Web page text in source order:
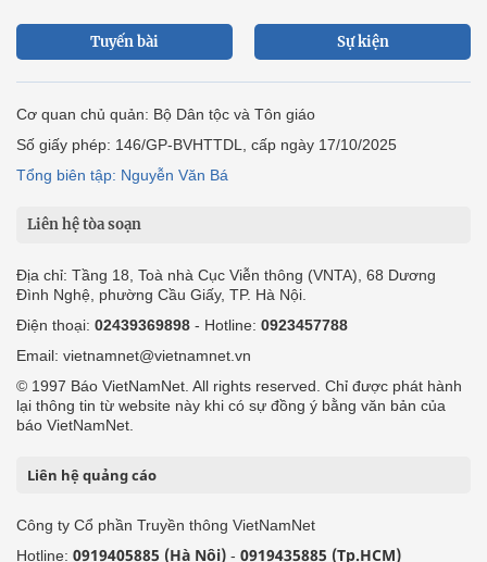
Tuyến bài Sự kiện
Cơ quan chủ quản: Bộ Dân tộc và Tôn giáo
Số giấy phép: 146/GP-BVHTTDL, cấp ngày 17/10/2025
Tổng biên tập: Nguyễn Văn Bá
Liên hệ tòa soạn
Địa chỉ: Tầng 18, Toà nhà Cục Viễn thông (VNTA), 68 Dương
Đình Nghệ, phường Cầu Giấy, TP. Hà Nội.
Điện thoại: 02439369898 - Hotline: 0923457788
Email: vietnamnet@vietnamnet.vn
© 1997 Báo VietNamNet. All rights reserved. Chỉ được phát hành
lại thông tin từ website này khi có sự đồng ý bằng văn bản của
báo VietNamNet.
Liên hệ quảng cáo
Công ty Cổ phần Truyền thông VietNamNet
Hotline: 0919405885 (Hà Nội) - 0919435885 (Tp.HCM)